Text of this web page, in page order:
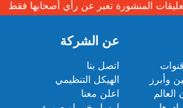
المنشورة تعبر عن رأي أصحابها فقط
وأبرز
العالم
عن الشركة
اتصل بنا
الهيكل التنظيمي
اعلن معنا